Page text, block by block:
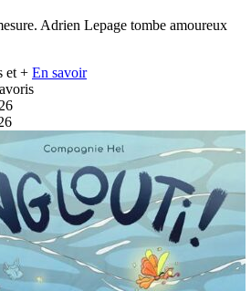
Adrien Lepage tombe amoureux
et + En savoir